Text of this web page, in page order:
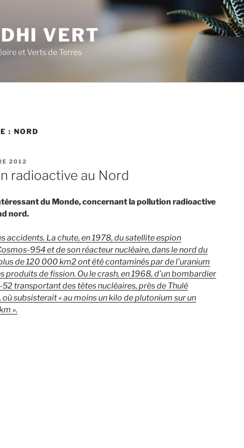
VERT
et Verts de Terres
: NORD
2012
radioactive au Nord
du Monde, concernant la pollution radioactive
nord.
accidents. La chute, en 1978, du satellite espion
954 et de son réacteur nucléaire, dans le nord du
de 120 000 km2 ont été contaminés par de l’uranium
produits de fission. Ou le crash, en 1968, d’un bombardier
transportant des têtes nucléaires, près de Thulé
où subsisterait « au moins un kilo de plutonium sur un
».